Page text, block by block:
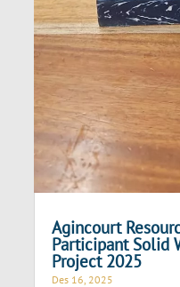
Agincourt
Participant Solid
Project 2025
Des 16, 2025